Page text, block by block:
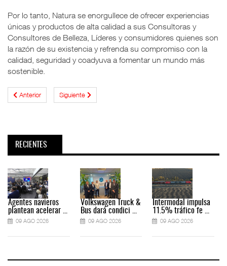
Por lo tanto, Natura se enorgullece de ofrecer experiencias
únicas y productos de alta calidad a sus Consultoras y
Consultores de Belleza, Líderes y consumidores quienes son
la razón de su existencia y refrenda su compromiso con la
calidad, seguridad y coadyuva a fomentar un mundo más
sostenible.
Anterior Siguiente
RECIENTES
Agentes navieros
plantean acelerar ...
09 AGO 2026
Volkswagen Truck &
Bus dará condici ...
09 AGO 2026
Intermodal impulsa
11.5% tráfico fe ...
09 AGO 2026